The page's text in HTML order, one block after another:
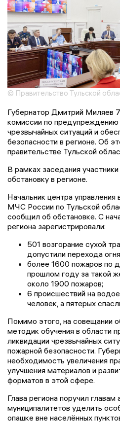
© Правительство Тульской
Губернатор Дмитрий Миляев
комиссии по предупреждению
чрезвычайных ситуаций и
безопасности в регионе. Об
правительстве Тульской
В рамках заседания
обстановку в регионе.
Начальник центра управления
МЧС России по Тульской
сообщил об обстановке. С
региона зарегистрировали:
501 возгорание сухой
допустили перехода
более 1600 пожаров по
прошлом году за такой
около 1900 пожаров;
6 происшествий на
человек, а пятерых
Помимо этого, на совещании
методик обучения в области
ликвидации чрезвычайных
пожарной безопасности.
необходимость увеличения
улучшения материалов и
форматов в этой сфере.
Глава региона поручил
муниципалитетов уделить
опашке вне населённых